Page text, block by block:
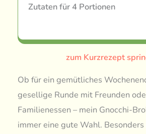
Zutaten für 4 Portionen
zum Kurzrezept
Ob für ein gemütliches
gesellige Runde mit Freunden
Familienessen – mein Gnocchi-
immer eine gute Wahl.